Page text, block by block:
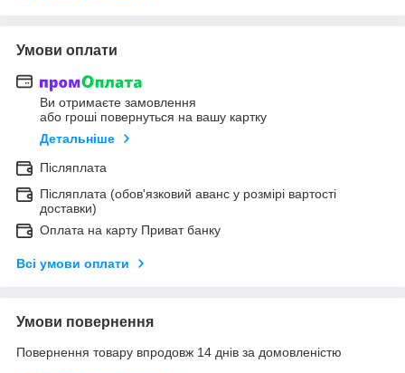
Умови оплати
Ви отримаєте замовлення
або гроші повернуться на вашу картку
Детальніше
Післяплата
Післяплата (обов'язковий аванс у розмірі вартості
доставки)
Оплата на карту Приват банку
Всі умови оплати
Умови повернення
Повернення товару впродовж 14 днів за домовленістю